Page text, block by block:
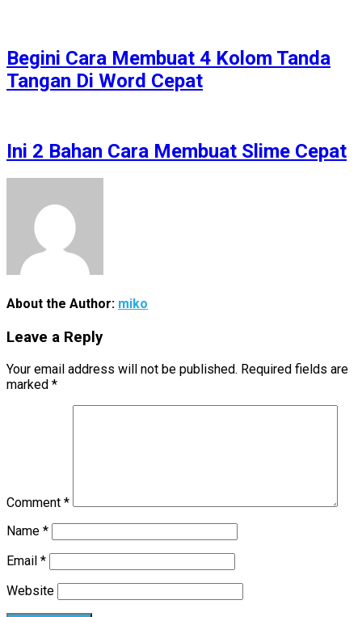
Begini Cara Membuat 4 Kolom Tanda
Tangan Di Word Cepat
Ini 2 Bahan Cara Membuat Slime Cepat
About the Author: miko
Leave a Reply
Your email address will not be published. Required fields are
marked *
Comment *
Name *
Email *
Website